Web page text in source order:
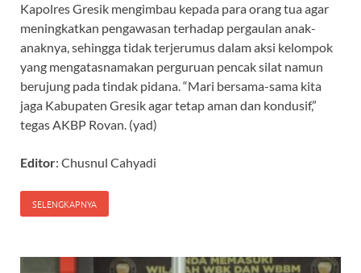
Kapolres Gresik mengimbau kepada para orang tua agar
meningkatkan pengawasan terhadap pergaulan anak-
anaknya, sehingga tidak terjerumus dalam aksi kelompok
yang mengatasnamakan perguruan pencak silat namun
berujung pada tindak pidana. “Mari bersama-sama kita
jaga Kabupaten Gresik agar tetap aman dan kondusif,”
tegas AKBP Rovan. (yad)
Editor: Chusnul Cahyadi
SELENGKAPNYA